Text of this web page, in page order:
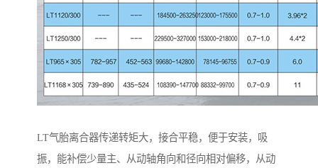
LT气胎离合器传递转矩大，接合平稳，便于安装，吸
振，能补偿少量主、从动轴角向和径向相对偏移，从动